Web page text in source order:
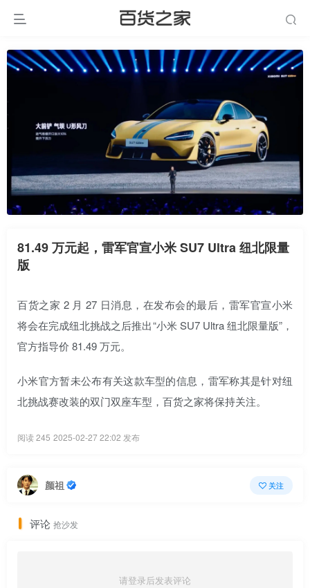
81.49 万元起，雷军官宣小米 SU7 Ultra 纽北限量
版
百货之家 2 月 27 日消息，在发布会的最后，雷军官宣小米
将会在完成纽北挑战之后推出“小米 SU7 Ultra 纽北限量版”，
官方指导价 81.49 万元。
小米官方暂未公布有关这款车型的信息，雷军称其是针对纽
北挑战赛改装的双门双座车型，百货之家将保持关注。
阅读 245 2025-02-27 22:02 发布
颜祖 关注
评论 抢沙发
请登录后发表评论